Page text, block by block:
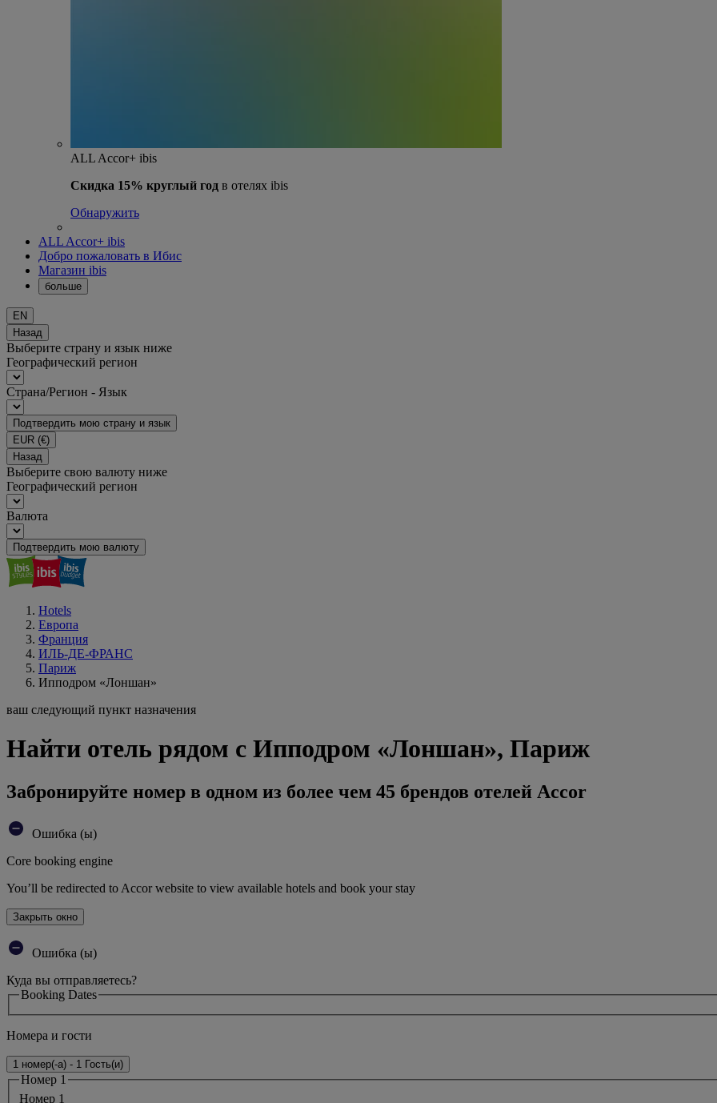
ALL Accor+ ibis
Скидка 15% круглый год в отелях ibis
Обнаружить
ALL Accor+ ibis
Добро пожаловать в Ибис
Магазин ibis
больше
EN
Назад
Выберите страну и язык ниже
Географический регион
Страна/Регион - Язык
Подтвердить мою страну и язык
EUR (€)
Назад
Выберите свою валюту ниже
Географический регион
Валюта
Подтвердить мою валюту
Hotels
Европа
Франция
ИЛЬ-ДЕ-ФРАНС
Париж
Ипподром «Лоншан»
ваш следующий пункт назначения
Найти отель рядом с Ипподром «Лоншан», Париж
Забронируйте номер в одном из более чем 45 брендов отелей Accor
Ошибка (ы)
Core booking engine
You’ll be redirected to Accor website to view available hotels and book your stay
Закрыть окно
Ошибка (ы)
Куда вы отправляетесь?
Booking Dates
Номера и гости
1 номер(-а) - 1 Гость(и)
Номер 1
Номер 1